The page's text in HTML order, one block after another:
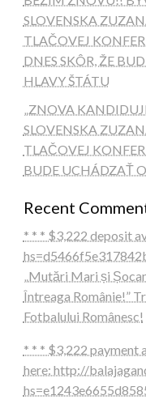
SLOVENSKA
TLAČOVEJ
DNES SKÔR, ŽE
HLAVY ŠTÁTU
„ZNOVA
SLOVENSKA
TLAČOVEJ
BUDE UCHÁDZAŤ
Recent
* * * $3,222 deposit
„Mutări Mari și
Întreaga Românie!”
Fotbalului Românesc!
* * * $3,222 payment
here: http://